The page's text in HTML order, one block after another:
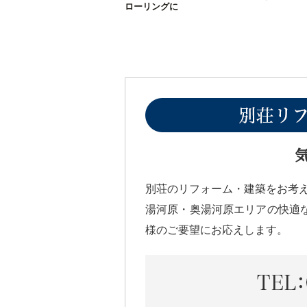
ローリングに
別荘のリフォーム・建築をお考
湯河原・奥湯河原エリアの快適
様のご要望にお応えします。